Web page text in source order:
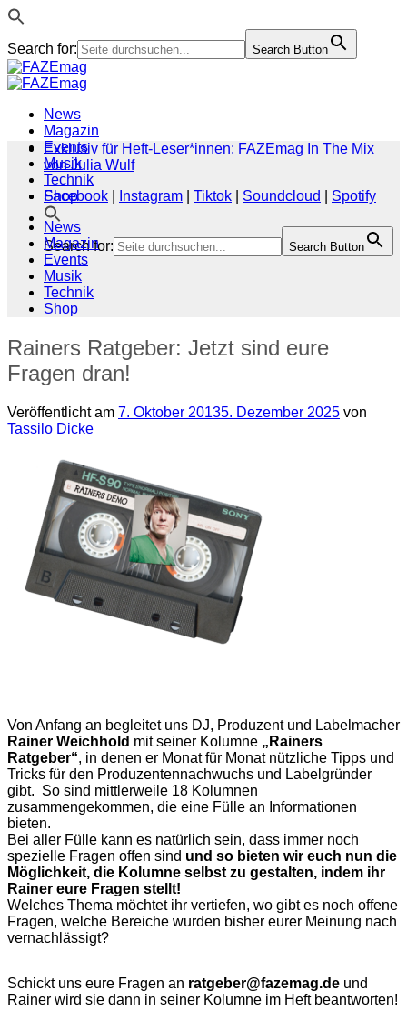
Search for: Search Button
Zum
Inhalt
News
Magazin
Events
Musik
Technik
Shop
Search for: Search Button
Exklusiv für Heft-Leser*innen: FAZEmag In The Mix
von Julia Wulf
Facebook
Instagram Tiktok Soundcloud
Spotify
News
Magazin
Events
Musik
Technik
Shop
Rainers Ratgeber: Jetzt sind eure
Fragen dran!
Veröffentlicht am 7. Oktober 20135. Dezember 2025 von
Tassilo Dicke
Von Anfang an begleitet uns DJ, Produzent und Labelmacher
Rainer Weichhold mit seiner Kolumne „Rainers
Ratgeber“, in denen er Monat für Monat nützliche Tipps und
Tricks für den Produzentennachwuchs und Labelgründer
gibt. So sind mittlerweile 18 Kolumnen
zusammengekommen, die eine Fülle an Informationen
bieten.
Bei aller Fülle kann es natürlich sein, dass immer noch
spezielle Fragen offen sind und so bieten wir euch nun die
Möglichkeit, die Kolumne selbst zu gestalten, indem ihr
Rainer eure Fragen stellt!
Welches Thema möchtet ihr vertiefen, wo gibt es noch offene
Fragen, welche Bereiche wurden bisher eurer Meinung nach
vernachlässigt?
Schickt uns eure Fragen an ratgeber@fazemag.de und
Rainer wird sie dann in seiner Kolumne im Heft beantworten!